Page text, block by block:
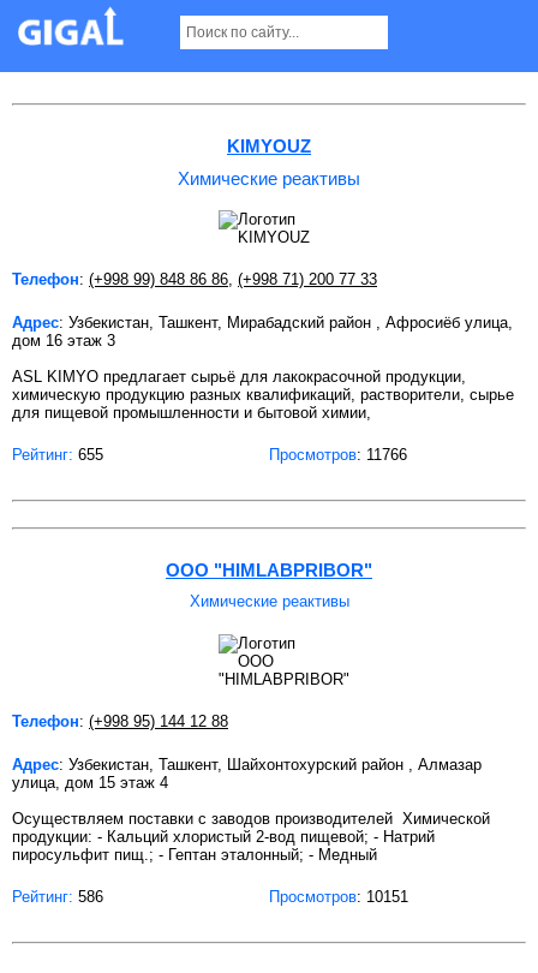
Химические реактивы в Ташкенте
KIMYOUZ
Химические реактивы
Телефон: (+998 99) 848 86 86 (+998 71) 200 77 33
Адрес: Узбекистан, Ташкент, Мирабадский район , Афросиёб улица,
дом 16 этаж 3
ASL KIMYO предлагает сырьё для лакокрасочной продукции,
химическую продукцию разных квалификаций, растворители, сырье
для пищевой промышленности и бытовой химии,
Рейтинг: 655 Просмотров: 11766
ООО "HIMLABPRIBOR"
Химические реактивы
Телефон: (+998 95) 144 12 88
Адрес: Узбекистан, Ташкент, Шайхонтохурский район , Алмазар
улица, дом 15 этаж 4
Осуществляем поставки с заводов производителей Химической
продукции: - Кальций хлористый 2-вод пищевой; - Натрий
пиросульфит пищ.; - Гептан эталонный; - Медный
Рейтинг: 586 Просмотров: 10151